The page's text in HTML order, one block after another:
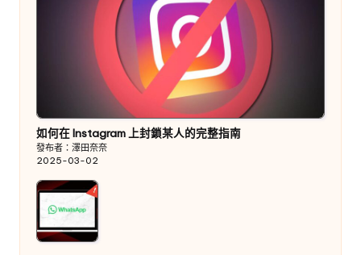
如何在 Instagram 上封鎖某人的完整指南
發布者：澤田奈奈
2025-03-02